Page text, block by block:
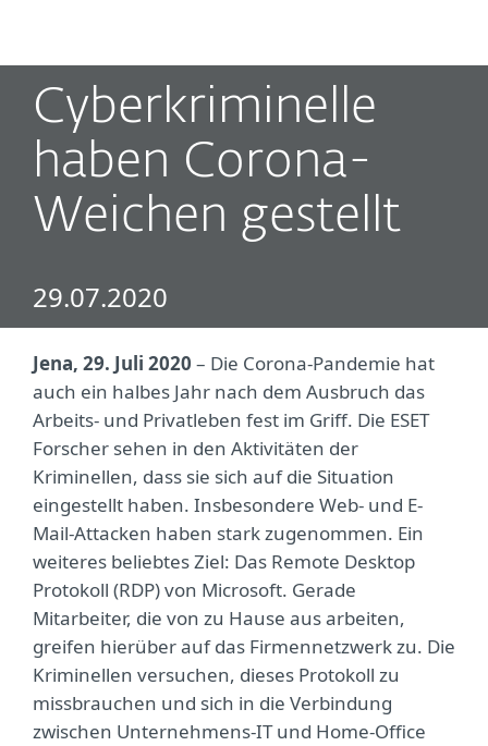
Cyberkriminelle
haben Corona-
Weichen gestellt
29.07.2020
Jena, 29. Juli 2020 – Die Corona-Pandemie hat
auch ein halbes Jahr nach dem Ausbruch das
Arbeits- und Privatleben fest im Griff. Die ESET
Forscher sehen in den Aktivitäten der
Kriminellen, dass sie sich auf die Situation
eingestellt haben. Insbesondere Web- und E-
Mail-Attacken haben stark zugenommen. Ein
weiteres beliebtes Ziel: Das Remote Desktop
Protokoll (RDP) von Microsoft. Gerade
Mitarbeiter, die von zu Hause aus arbeiten,
greifen hierüber auf das Firmennetzwerk zu. Die
Kriminellen versuchen, dieses Protokoll zu
missbrauchen und sich in die Verbindung
zwischen Unternehmens-IT und Home-Office